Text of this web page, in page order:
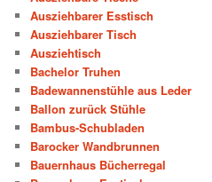
Ausziehbarer Esstisch
Ausziehbarer Tisch
Ausziehtisch
Bachelor Truhen
Badewannenstühle aus Leder
Ballon zurück Stühle
Bambus-Schubladen
Barocker Wandbrunnen
Bauernhaus Bücherregal